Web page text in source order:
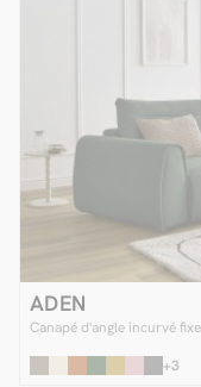
ADEN
Canapé d'angle incurvé
+3